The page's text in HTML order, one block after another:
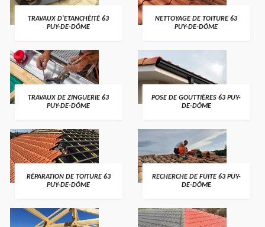
TRAVAUX D'ETANCHÉITÉ 63
PUY-DE-DÔME
NETTOYAGE DE TOITURE 63
PUY-DE-DÔME
TRAVAUX DE ZINGUERIE 63
PUY-DE-DÔME
POSE DE GOUTTIÈRES 63 PUY-
DE-DÔME
RÉPARATION DE TOITURE 63
PUY-DE-DÔME
RECHERCHE DE FUITE 63 PUY-
DE-DÔME